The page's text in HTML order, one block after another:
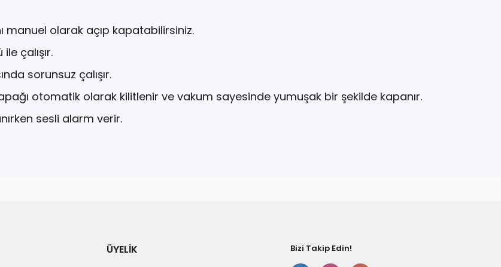
manuel olarak açıp kapatabilirsiniz.
çalışır.
sorunsuz çalışır.
otomatik olarak kilitlenir ve vakum sayesinde yumuşak bir şekilde kapanır.
sesli alarm verir.
ÜYELİK Bizi Takip Edin!